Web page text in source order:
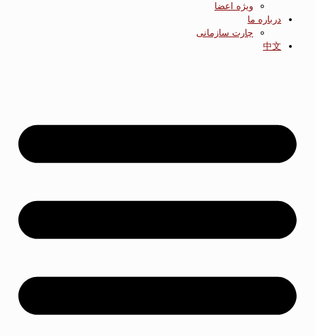
ویژه اعضا
درباره ما
چارت سازمانی
中文